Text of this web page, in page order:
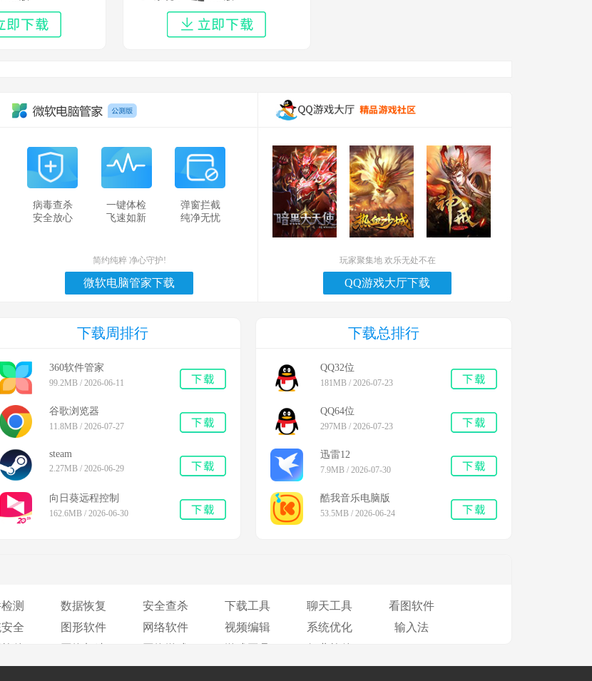
病毒查杀
安全放心
一键体检
飞速如新
弹窗拦截
纯净无忧
简约纯粹 净心守护!
微软电脑管家下载
玩家聚集地 欢乐无处不在
QQ游戏大厅下载
下载周排行
360软件管家
99.2MB / 2026-06-11
谷歌浏览器
11.8MB / 2026-07-27
steam
2.27MB / 2026-06-29
向日葵远程控制
162.6MB / 2026-06-30
下载总排行
QQ32位
181MB / 2026-07-23
QQ64位
297MB / 2026-07-23
迅雷12
7.9MB / 2026-07-30
酷我音乐电脑版
53.5MB / 2026-06-24
测 数据恢复 安全查杀 下载工具 聊天工具
看图软件
全 图形软件 网络软件 视频编辑 系统优化
输入法